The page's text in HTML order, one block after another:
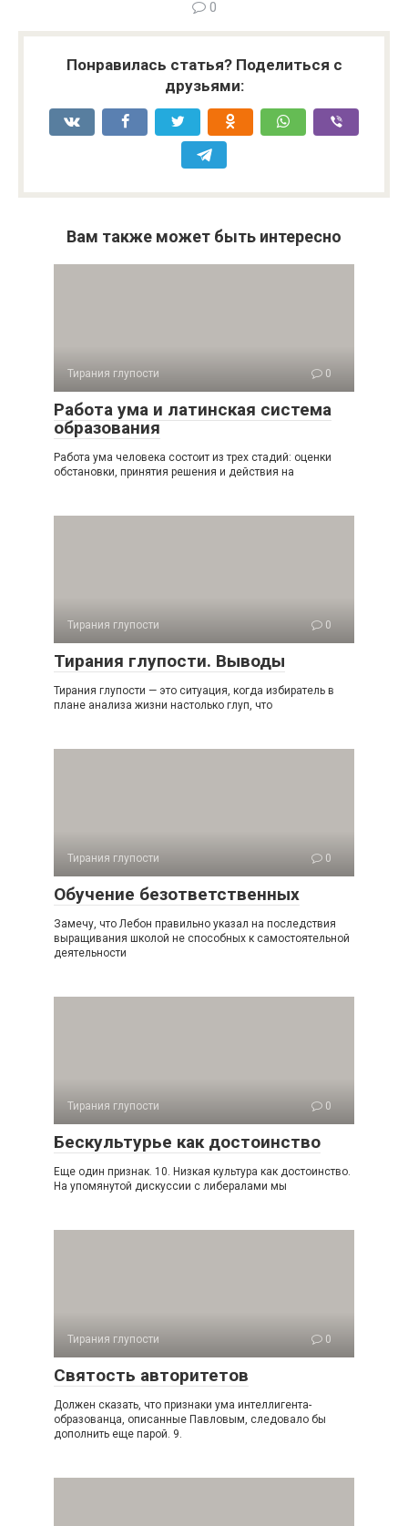
0
Понравилась статья? Поделиться с
друзьями:
Вам также может быть интересно
Тирания глупости 0
Работа ума и латинская система
образования
Работа ума человека состоит из трех стадий: оценки
обста­новки, принятия решения и действия на
Тирания глупости 0
Тирания глупости. Выводы
Тирания глупости — это ситуация, когда избиратель в
плане анализа жизни настолько глуп, что
Тирания глупости 0
Обучение безответственных
Замечу, что Лебон правильно указал на последствия
выращи­вания школой не способных к самостоятельной
деятельности
Тирания глупости 0
Бескультурье как достоинство
Еще один признак. 10. Низкая культура как достоинство.
На упомянутой дискус­сии с либералами мы
Тирания глупости 0
Святость авторитетов
Должен сказать, что признаки ума интеллигента-
образованца, описанные Павловым, следовало бы
дополнить еще парой. 9.